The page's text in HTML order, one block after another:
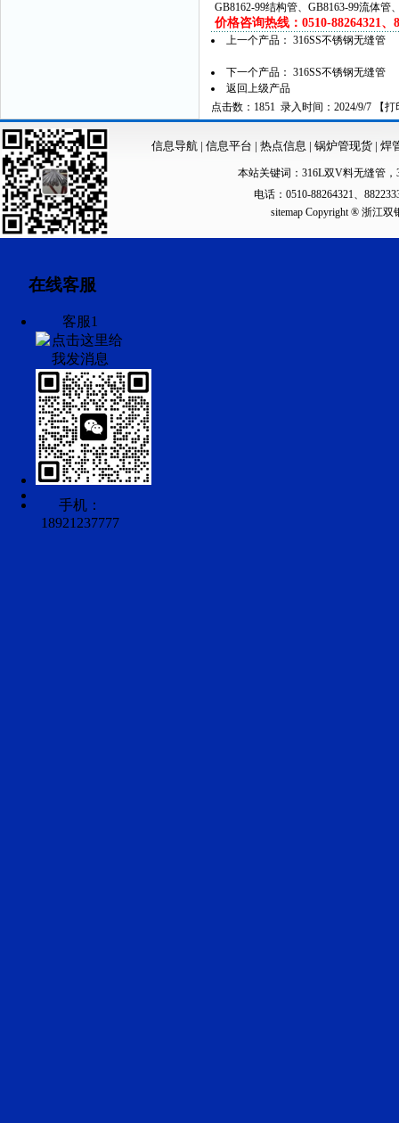
GB8162-99结构管、GB8163-99流体
价格咨询热线：0510-88264321、
上一个产品： 316SS不锈钢无缝管
下一个产品： 316SS不锈钢无缝管
返回上级产品
点击数：1851 录入时间：2024/9/7 【打
信息导航| 信息平台 | 热点信息 | 锅炉管现货 | 焊
本站关键词： 316L双V料无缝管 ，
电话：0510-88264321、
sitemapCopyright ® 浙江双
在线客服
客服1
手机：
18921237777